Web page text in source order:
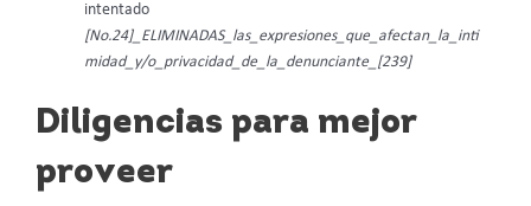
intentado
[No.24]_ELIMINADAS_las_expresiones_que_afectan_la_inti
midad_y/o_privacidad_de_la_denunciante_[239]
Diligencias para mejor
proveer